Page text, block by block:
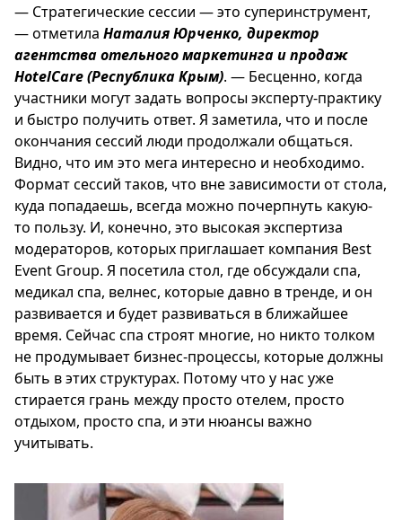
— Стратегические сессии — это суперинструмент,
— отметила Наталия Юрченко, директор
агентства отельного маркетинга и продаж
HotelCare (Республика Крым). — Бесценно, когда
участники могут задать вопросы эксперту-практику
и быстро получить ответ. Я заметила, что и после
окончания сессий люди продолжали общаться.
Видно, что им это мега интересно и необходимо.
Формат сессий таков, что вне зависимости от стола,
куда попадаешь, всегда можно почерпнуть какую-
то пользу. И, конечно, это высокая экспертиза
модераторов, которых приглашает компания Best
Event Group. Я посетила стол, где обсуждали спа,
медикал спа, велнес, которые давно в тренде, и он
развивается и будет развиваться в ближайшее
время. Сейчас спа строят многие, но никто толком
не продумывает бизнес-процессы, которые должны
быть в этих структурах. Потому что у нас уже
стирается грань между просто отелем, просто
отдыхом, просто спа, и эти нюансы важно
учитывать.